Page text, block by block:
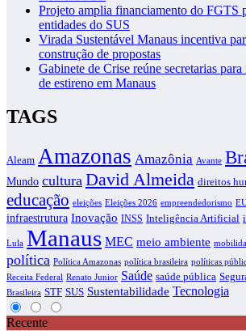
Projeto amplia financiamento do FGTS
entidades do SUS
Virada Sustentável Manaus incentiva
construção de propostas
Gabinete de Crise reúne secretarias
de estireno em Manaus
TAGS
Aleam Amazonas Amazônia Avante
Mundo cultura David Almeida direitos
educação eleições Eleições 2026 empreendedorismo
infraestrutura Inovação INSS Inteligência Artificial
Lula Manaus MEC meio ambiente
política Política Amazonas política brasileira políticas
Receita Federal Renato Junior Saúde saúde pública
Brasileira STF SUS Sustentabilidade Tecnologia
Recente